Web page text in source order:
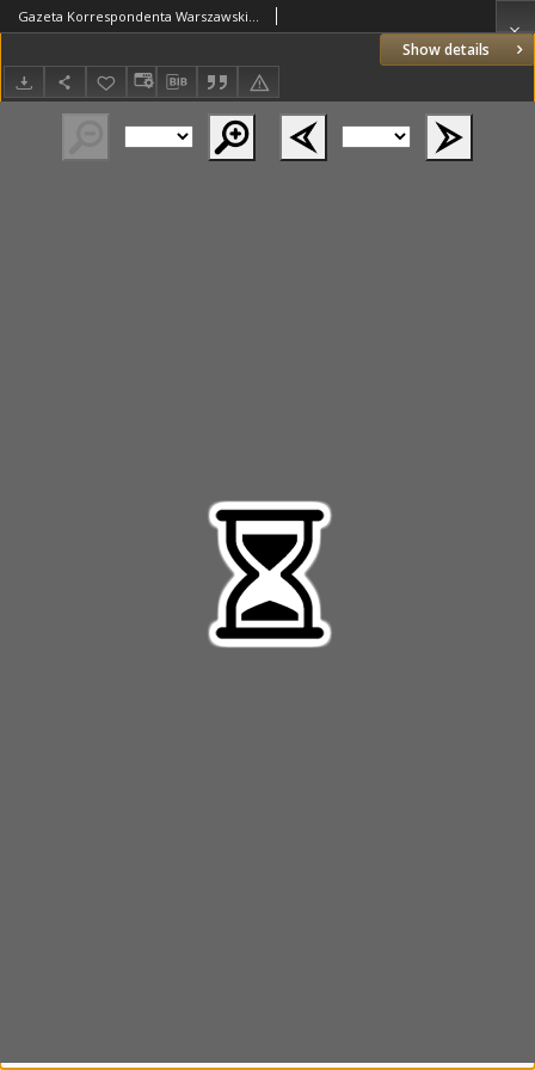
Show details
Gazeta Korrespondenta Warszawskiego i Zagranicznego. 1825 nr96